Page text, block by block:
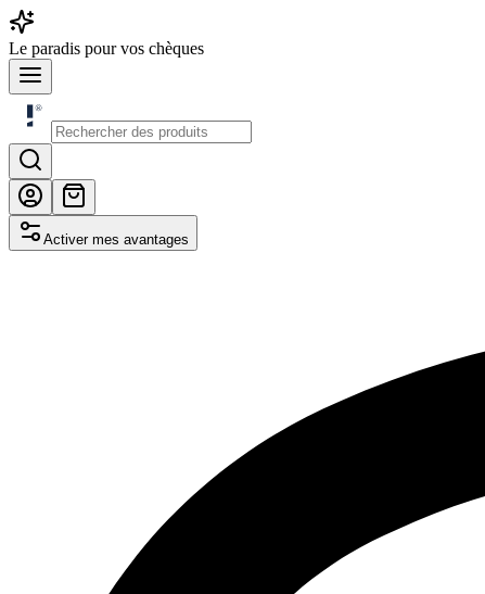
Le paradis pour vos chèques
Activer mes avantages